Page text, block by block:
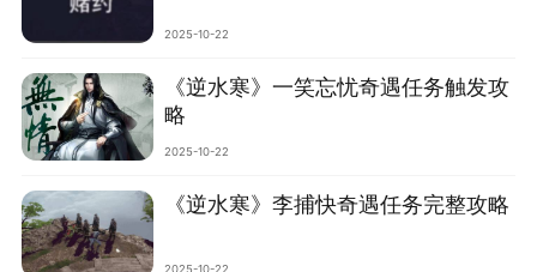
2025-10-22
‌《逆水寒》一笑忘忧奇遇任务触发攻
略‌
2025-10-22
‌《逆水寒》李捕快奇遇任务完整攻略‌
2025-10-22